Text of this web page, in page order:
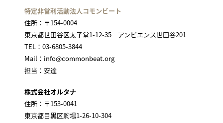
特定非営利活動法人コモンビート
住所：〒154-0004
東京都世田谷区太子堂1-12-35 アンビエンス世田谷201
TEL：03-6805-3844
Mail：info@commonbeat.org
担当：安達
株式会社オルタナ
住所：〒153-0041
東京都目黒区駒場1-26-10-304